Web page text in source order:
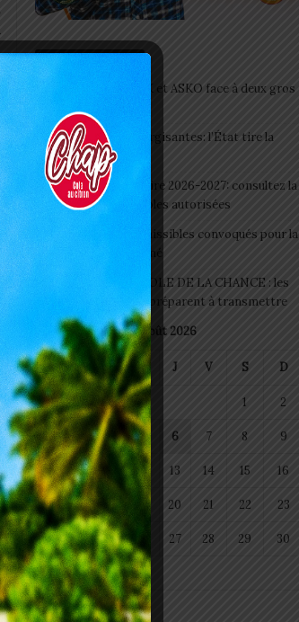
Articles récents
Interclubs CAF: ASCK et ASKO face à deux gros
morceaux
Togo/ Boissons énergisantes: l’État tire la
sonnette d’alarme
Togo/ Rentrée scolaire 2026-2027: consultez la
liste officielle des écoles autorisées
ESSAL 2026 : les admissibles convoqués pour la
visite médicale à Lomé
SWEDD+ Togo / ECOLE DE LA CHANCE : les
maitres-artisans se préparent à transmettre
août 2026
L M M J V S D
1 2
3 4 5 6 7 8 9
10 11 12 13 14 15 16
17 18 20 21 22 23
24 25 26 27 28 29 30
31
« Juil